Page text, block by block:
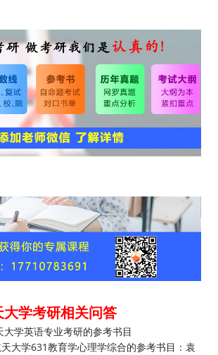
学考研相关问答
大学英语专业考研的参考书目
大学631教育学心理学综合的参考书目：袁